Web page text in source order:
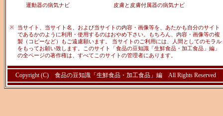
運動器の病気ナビ
皮膚と皮膚付属器の病気ナビ
※
当サイト、当サイト名、および当サイトの内容・画像等を、あたかも自分のサイト
であるかのように利用・使用するのはおやめ下さい。もちろん、内容・画像等の複
製（コピーなど）もご遠慮願います。 当サイトのご利用には、人間としてのモラル
をもってお願い致します。このサイト「食品の豆知識「生鮮食品・加工食品」編」
の全ページの著作権は、すべてこのサイトの管理者にあります。
Copyright (C) 食品の豆知識「生鮮食品・加工食品」編All Rights Reserved